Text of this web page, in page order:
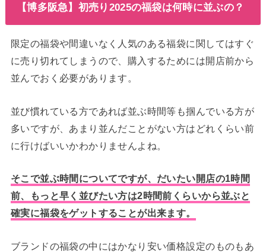
【博多阪急】初売り2025の福袋は何時に並ぶの？
限定の福袋や間違いなく人気のある福袋に関してはすぐ
に売り切れてしまうので、購入するためには開店前から
並んでおく必要があります。
並び慣れている方であれば並ぶ時間等も掴んでいる方が
多いですが、あまり並んだことがない方はどれくらい前
に行けばいいかわかりませんよね。
そこで並ぶ時間についてですが、だいたい開店の1時間
前、もっと早く並びたい方は2時間前くらいから並ぶと
確実に福袋をゲットすることが出来ます。
ブランドの福袋の中にはかなり安い価格設定のものもあ